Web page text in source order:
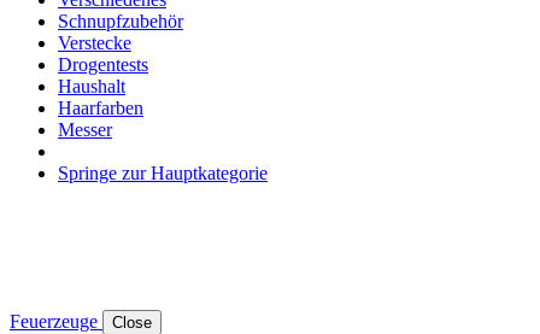
Schnupfzubehör
Verstecke
Drogentests
Haushalt
Haarfarben
Messer
Springe zur Hauptkategorie
Feuerzeuge Close